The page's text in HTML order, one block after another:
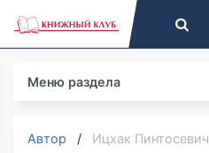
Меню раздела
Автор Ицхак Пинтосевич